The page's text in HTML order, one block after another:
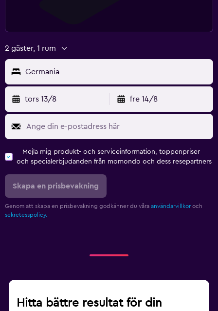
2 gäster, 1 rum
Germania
tors 13/8 fre 14/8
Mejla mig produkt- och serviceinformation, toppenpriser
och specialerbjudanden från momondo och dess resepartners
Skapa en prisbevakning
Genom att skapa en prisbevakning godkänner du våra användarvillkor och
sekretesspolicy.
Hitta bättre resultat för din